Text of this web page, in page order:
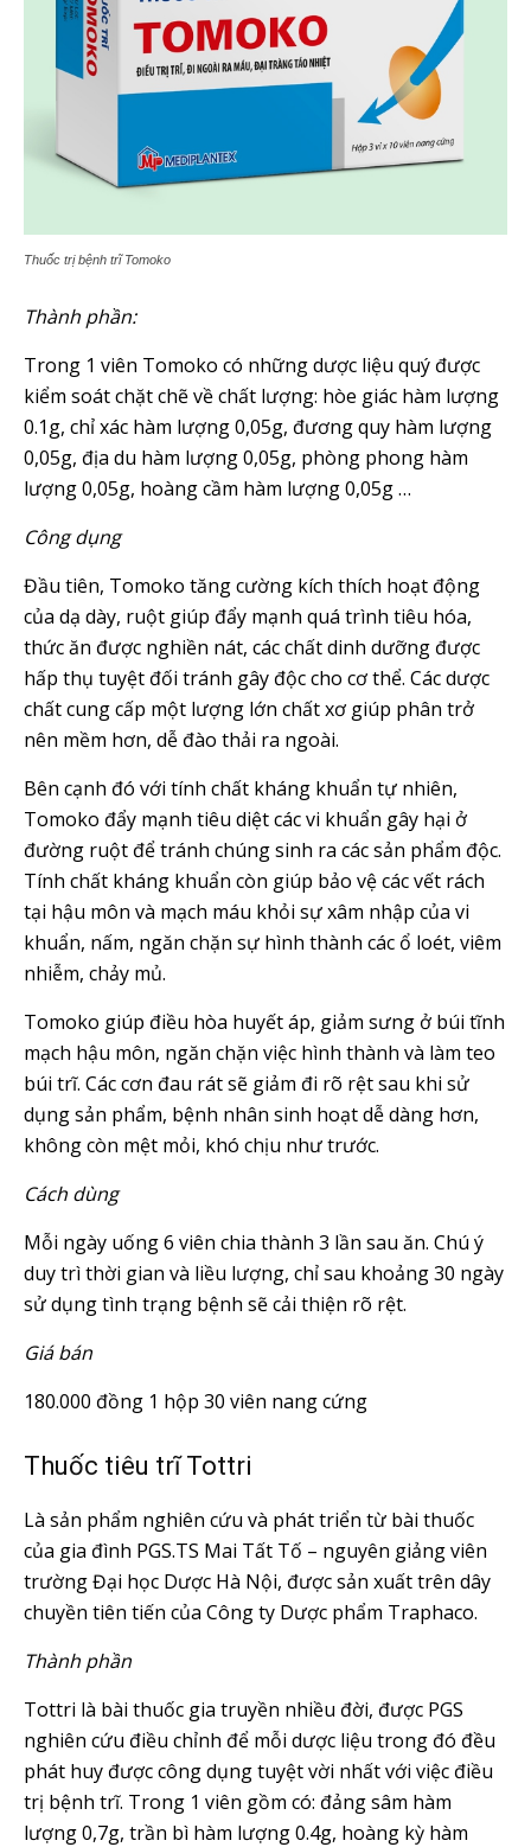
Thuốc trị bệnh trĩ Tomoko
Thành phần:
Trong 1 viên Tomoko có những dược liệu quý được
kiểm soát chặt chẽ về chất lượng: hòe giác hàm lượng
0.1g, chỉ xác hàm lượng 0,05g, đương quy hàm lượng
0,05g, địa du hàm lượng 0,05g, phòng phong hàm
lượng 0,05g, hoàng cầm hàm lượng 0,05g …
Công dụng
Đầu tiên, Tomoko tăng cường kích thích hoạt động
của dạ dày, ruột giúp đẩy mạnh quá trình tiêu hóa,
thức ăn được nghiền nát, các chất dinh dưỡng được
hấp thụ tuyệt đối tránh gây độc cho cơ thể. Các dược
chất cung cấp một lượng lớn chất xơ giúp phân trở
nên mềm hơn, dễ đào thải ra ngoài.
Bên cạnh đó với tính chất kháng khuẩn tự nhiên,
Tomoko đẩy mạnh tiêu diệt các vi khuẩn gây hại ở
đường ruột để tránh chúng sinh ra các sản phẩm độc.
Tính chất kháng khuẩn còn giúp bảo vệ các vết rách
tại hậu môn và mạch máu khỏi sự xâm nhập của vi
khuẩn, nấm, ngăn chặn sự hình thành các ổ loét, viêm
nhiễm, chảy mủ.
Tomoko giúp điều hòa huyết áp, giảm sưng ở búi tĩnh
mạch hậu môn, ngăn chặn việc hình thành và làm teo
búi trĩ. Các cơn đau rát sẽ giảm đi rõ rệt sau khi sử
dụng sản phẩm, bệnh nhân sinh hoạt dễ dàng hơn,
không còn mệt mỏi, khó chịu như trước.
Cách dùng
Mỗi ngày uống 6 viên chia thành 3 lần sau ăn. Chú ý
duy trì thời gian và liều lượng, chỉ sau khoảng 30 ngày
sử dụng tình trạng bệnh sẽ cải thiện rõ rệt.
Giá bán
180.000 đồng 1 hộp 30 viên nang cứng
Thuốc tiêu trĩ Tottri
Là sản phẩm nghiên cứu và phát triển từ bài thuốc
của gia đình PGS.TS Mai Tất Tố – nguyên giảng viên
trường Đại học Dược Hà Nội, được sản xuất trên dây
chuyền tiên tiến của Công ty Dược phẩm Traphaco.
Thành phần
Tottri là bài thuốc gia truyền nhiều đời, được PGS
nghiên cứu điều chỉnh để mỗi dược liệu trong đó đều
phát huy được công dụng tuyệt vời nhất với việc điều
trị bệnh trĩ. Trong 1 viên gồm có: đảng sâm hàm
lượng 0,7g, trần bì hàm lượng 0.4g, hoàng kỳ hàm